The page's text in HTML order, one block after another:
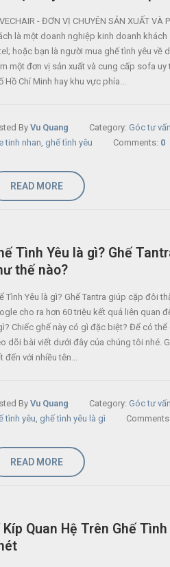
- ĐƠN VỊ CHUYÊN SẢN XUẤT VÀ
là một doanh nghiệp kinh doanh
hoặc bạn là người mua ghế tình yêu về
một đơn vị sản xuất và cung cấp sofa
Hồ Chí Minh hay khu vực phía...
ByVu Quang Category: Góc tư vấn
tinh nhan, ghế tình yêu Comments: 0
READ MORE
Tình Yêu là gì? Ghế
thế nào?
Tình Yêu là gì? Ghế Tantra giúp cặp đôi
cho ra hơn 60 triệu kết quả liên quan
Chiếc ghế này có gì đặc biệt? Để có
dõi bài viết dưới đây của chúng tôi nhé.
đến với nhiều tên...
ByVu Quang Category: Góc tư vấn
tình yêu, ghế tình yêu là gì Comments:
READ MORE
Kíp Quan Hệ Trên Ghế